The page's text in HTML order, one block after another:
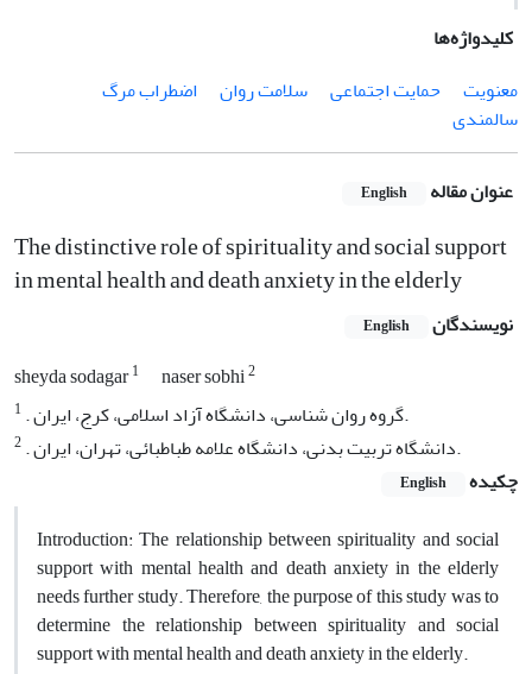
کلیدواژه‌ها
معنویت
حمایت اجتماعی سلامت روان
اضطراب مرگ
سالمندی
عنوان مقاله English
The distinctive role of spirituality and social support
in mental health and death anxiety in the elderly
نویسندگان English
sheyda sodagar1 naser sobhi2
1
. گروه روان شناسی، دانشگاه آزاد اسلامی، کرج، ایران.
2
. دانشگاه تربیت بدنی، دانشگاه علامه طباطبائی، تهران، ایران.
چکیده
English
Introduction: The relationship between spirituality and social
support with mental health and death anxiety in the elderly
needs further study. Therefore, the purpose of this study was to
determine the relationship between spirituality and social
support with mental health and death anxiety in the elderly.